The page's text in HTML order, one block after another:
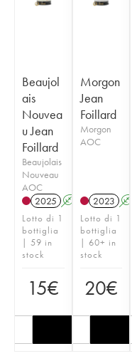
Beaujol
ais
Nouvea
u Jean
Foillard
Beaujolais
Nouveau
AOC
2025 A K
Lotto di 1
bottiglia
| 59 in
stock
15€
Morgon
Jean
Foillard
Morgon
AOC
2023 A
Lotto di 1
bottiglia
| 60+ in
stock
20€